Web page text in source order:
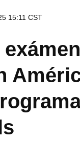
15:11 CST